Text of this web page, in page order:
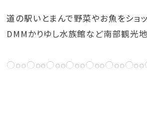
道の駅いとまんで野菜やお魚をショッ
DMMかりゆし水族館など南部観光地